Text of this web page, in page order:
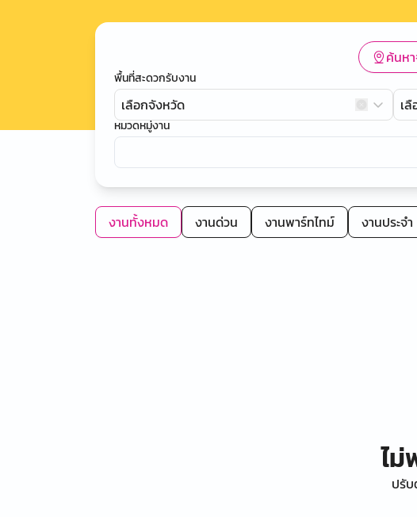
ค้นห
พื้นที่สะดวกรับงาน
เลือกจังหวัด เ
หมวดหมู่งาน
งานทั้งหมด งานด่วน งานพาร์ทไทม์ งานประจำ
ไ
ปรั